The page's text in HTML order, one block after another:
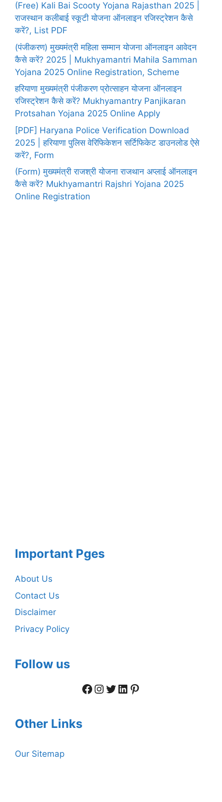
(Free) Kali Bai Scooty Yojana Rajasthan 2025 |
राजस्थान कलीबाई स्कूटी योजना ऑनलाइन रजिस्ट्रेशन कैसे
करें?, List PDF
(पंजीकरण) मुख्यमंत्री महिला सम्मान योजना ऑनलाइन आवेदन
कैसे करें? 2025 | Mukhyamantri Mahila Samman
Yojana 2025 Online Registration, Scheme
हरियाणा मुख्यमंत्री पंजीकरण प्रोत्साहन योजना ऑनलाइन
रजिस्ट्रेशन कैसे करें? Mukhyamantry Panjikaran
Protsahan Yojana 2025 Online Apply
[PDF] Haryana Police Verification Download
2025 | हरियाणा पुलिस वेरिफिकेशन सर्टिफिकेट डाउनलोड ऐसे
करें?, Form
(Form) मुख्यमंत्री राजश्री योजना राजथान अप्लाई ऑनलाइन
कैसे करें? Mukhyamantri Rajshri Yojana 2025
Online Registration
Important Pges
About Us
Contact Us
Disclaimer
Privacy Policy
Follow us
Facebook
Instagram
Twitter
LinkedIn
Pinterest
Other Links
Our Sitemap